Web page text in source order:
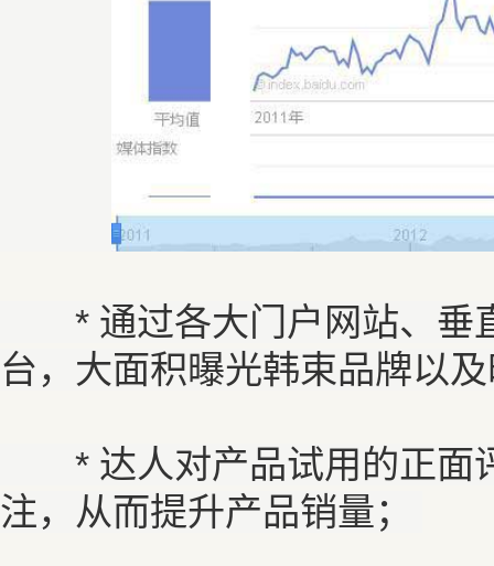
* 通过各大门户网站、垂
台，大面积曝光韩束品牌以
* 达人对产品试用的正面
注，从而提升产品销量；